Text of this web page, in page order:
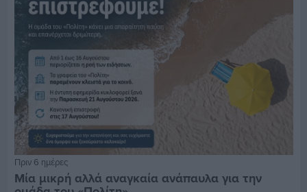
Πριν 6 ημέρες
Μία μικρή αλλά αναγκαία ανάπαυλα για την